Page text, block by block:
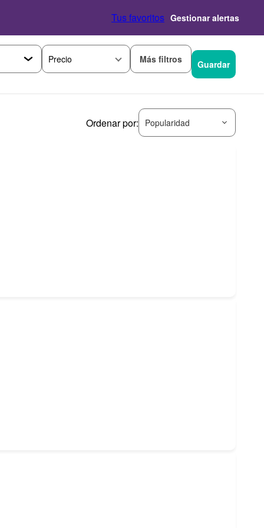
Tus favoritos Gestionar alertas
Precio Más filtros Guardar
Ordenar por: Popularidad